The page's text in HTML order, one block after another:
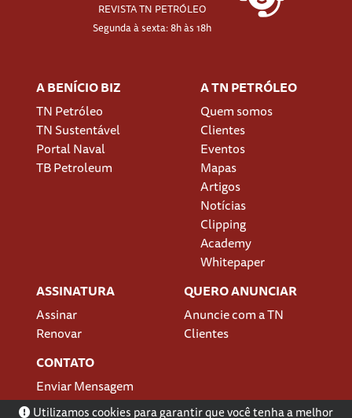
REVISTA TN PETRÓLEO
Segunda à sexta: 8h às 18h
A BENÍCIO BIZ
TN Petróleo
TN Sustentável
Portal Naval
TB Petroleum
A TN PETRÓLEO
Quem somos
Clientes
Eventos
Mapas
Artigos
Notícias
Clipping
Academy
Whitepaper
ASSINATURA
Assinar
Renovar
QUERO ANUNCIAR
Anuncie com a TN
Clientes
CONTATO
Enviar Mensagem
Localização
Utilizamos cookies para garantir que você tenha a melhor